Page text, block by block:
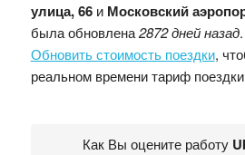
улица, 66и Московский
была обновлена2872 дней назад.
Обновить стоимость поездки,
реальном времени тариф
Как Вы оцените работу